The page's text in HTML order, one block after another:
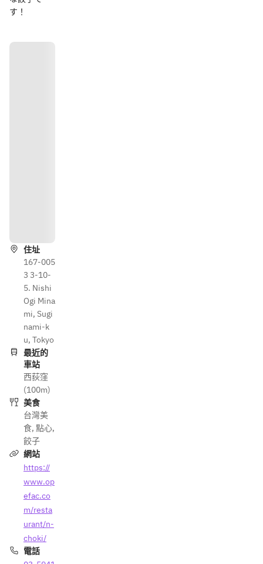
す！
住址
167-005
3 3-10-
5. Nishi
Ogi Mina
mi, Sugi
nami-k
u, Tokyo
最近的
車站
西荻窪
(100m)
美食
台灣美
食, 點心,
餃子
網站
https://
www.op
efac.co
m/resta
urant/n-
choki/
電話